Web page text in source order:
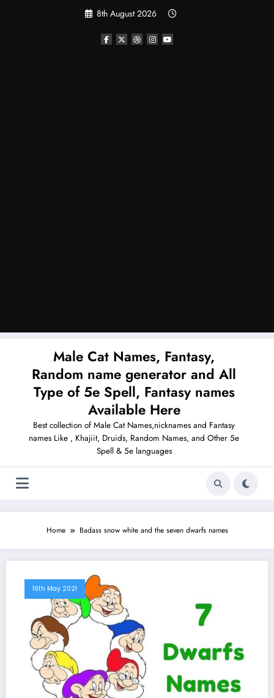
8th August 2026
Male Cat Names, Fantasy,
Random name generator and All
Type of 5e Spell, Fantasy names
Available Here
Best collection of Male Cat Names,nicknames and Fantasy
names Like , Khajiit, Druids, Random Names, and Other 5e
Spell & 5e languages
Home Badass snow white and the seven dwarfs names
16th May 2021